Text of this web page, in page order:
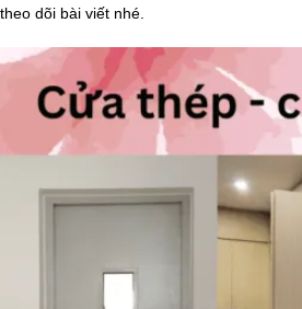
theo dõi bài viết nhé.